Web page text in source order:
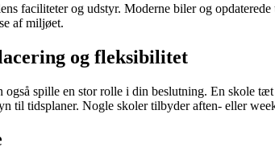
faciliteter og udstyr. Moderne biler og
af miljøet.
og fleksibilitet
også spille en stor rolle i din beslutning. En skole
til tidsplaner. Nogle skoler tilbyder aften- eller